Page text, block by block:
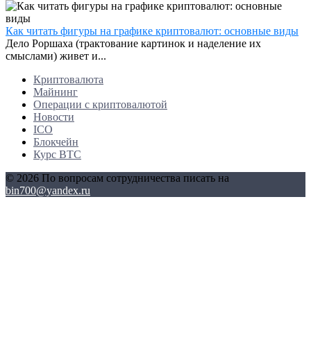
Как читать фигуры на графике криптовалют: основные виды
Дело Роршаха (трактование картинок и наделение их
смыслами) живет и...
Криптовалюта
Майнинг
Операции с криптовалютой
Новости
ICO
Блокчейн
Курс BTC
© 2026 По вопросам сотрудничества писать на
bin700@yandex.ru